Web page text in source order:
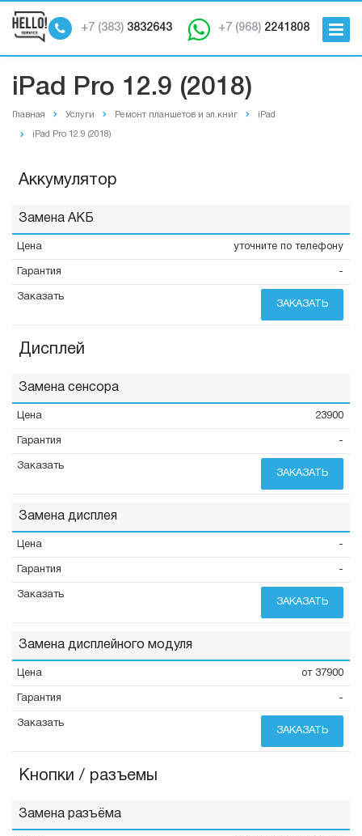
+7 (968) 2241808
+7 (383) 3832643
iPad Pro 12.9 (2018)
Главная Услуги Ремонт планшетов и эл.книг iPad
iPad Pro 12.9 (2018)
Аккумулятор
Замена АКБ
уточните по телефону
-
ЗАКАЗАТЬ
Дисплей
Замена сенсора
23900
-
ЗАКАЗАТЬ
Замена дисплея
-
-
ЗАКАЗАТЬ
Замена дисплейного модуля
от 37900
-
ЗАКАЗАТЬ
Кнопки / разъемы
Замена разъёма